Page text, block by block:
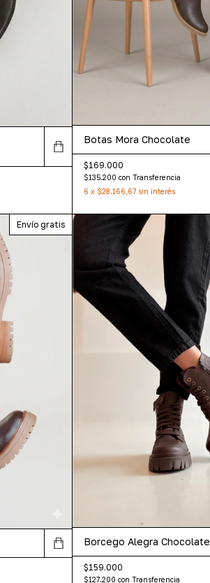
Botas Mora Chocolate
$169.000
$135.200 con Transferencia
6 x $28.166,67 sin interés
Envío gratis
Borcego Alegra Chocolate
$159.000
$127.200 con Transferencia